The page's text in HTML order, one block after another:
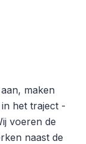
maken
het traject -
voeren de
naast de